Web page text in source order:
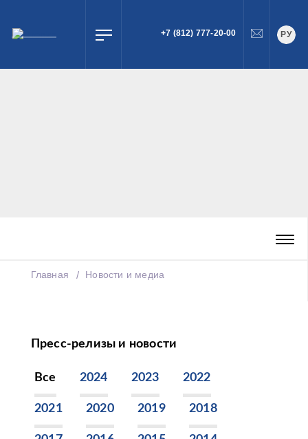
ПОИСК
+7 (812) 777-20-00 РУ
Главная Новости и медиа
Пресс-релизы и новости
Все 2024 2023 2022
2021 2020 2019 2018